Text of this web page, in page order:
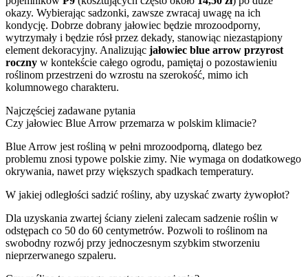
okazy. Wybierając sadzonki, zawsze zwracaj uwagę na ich
kondycję. Dobrze dobrany jałowiec będzie mrozoodporny,
wytrzymały i będzie rósł przez dekady, stanowiąc niezastąpiony
element dekoracyjny. Analizując jałowiec blue arrow przyrost
roczny w kontekście całego ogrodu, pamiętaj o pozostawieniu
roślinom przestrzeni do wzrostu na szerokość, mimo ich
kolumnowego charakteru.
Najczęściej zadawane pytania
Czy jałowiec Blue Arrow przemarza w polskim klimacie?
Blue Arrow jest rośliną w pełni mrozoodporną, dlatego bez
problemu znosi typowe polskie zimy. Nie wymaga on dodatkowego
okrywania, nawet przy większych spadkach temperatury.
W jakiej odległości sadzić rośliny, aby uzyskać zwarty żywopłot?
Dla uzyskania zwartej ściany zieleni zalecam sadzenie roślin w
odstępach co 50 do 60 centymetrów. Pozwoli to roślinom na
swobodny rozwój przy jednoczesnym szybkim stworzeniu
nieprzerwanego szpaleru.